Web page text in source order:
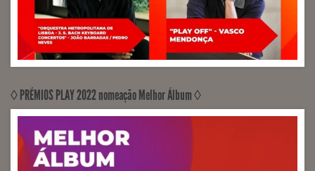
◊ PRÉMIOS PLAY 2022 nomeação Melhor Álbum ◊